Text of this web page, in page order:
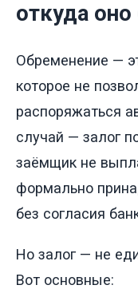
откуда оно
Обременение —
которое не
распоряжаться
случай — залог
заёмщик не
формально
без согласия
Но залог — не
Вот основные: